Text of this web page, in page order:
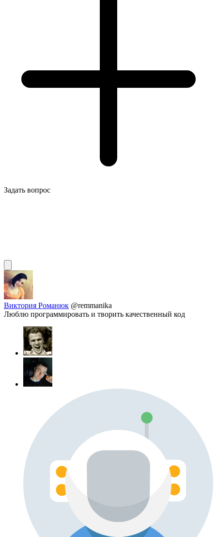
Задать вопрос
Виктория Романюк @remmanika
Люблю программировать и творить качественный код